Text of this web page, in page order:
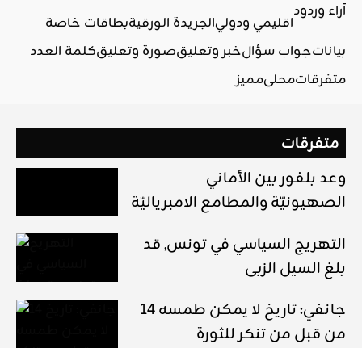
آراء وردود
اقليمي ودوليالجريدة الورقيةبطاقات خاصة
بياناتجواب سؤالخبر وتعليقصورة وتعليقكلمة العدد
متفرقاتمحليمميز
متفرقات
وعد بلفور بين الأماني
الصهيونيّة والمطامع الامبرياليّة
التهريج السياسي في تونس, قد
بلغ السيل الزبى
14 جانفي: تاريخ لا يمكن طمسه
من قبل من تنكر للثورة